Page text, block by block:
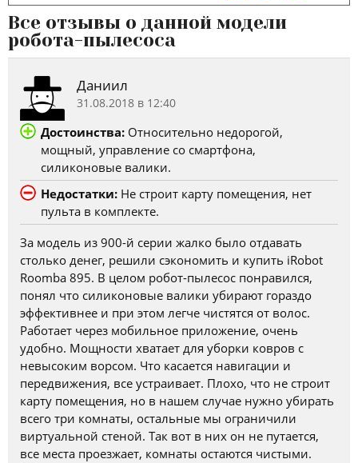
Все отзывы о данной модели
робота-пылесоса
Даниил
31.08.2018 в 12:40
Достоинства: Относительно недорогой,
мощный, управление со смартфона,
силиконовые валики.
Недостатки: Не строит карту помещения, нет
пульта в комплекте.
За модель из 900-й серии жалко было отдавать
столько денег, решили сэкономить и купить iRobot
Roomba 895. В целом робот-пылесос понравился,
понял что силиконовые валики убирают гораздо
эффективнее и при этом легче чистятся от волос.
Работает через мобильное приложение, очень
удобно. Мощности хватает для уборки ковров с
невысоким ворсом. Что касается навигации и
передвижения, все устраивает. Плохо, что не строит
карту помещения, но в нашем случае нужно убирать
всего три комнаты, остальные мы ограничили
виртуальной стеной. Так вот в них он не путается,
все места проезжает, комнаты остаются чистыми.